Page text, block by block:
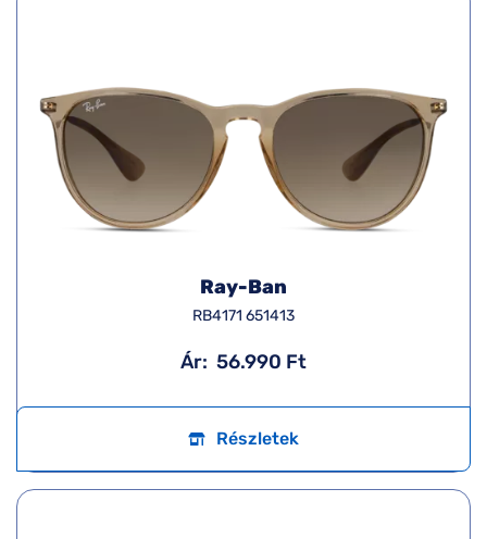
Ray-Ban
RB4171 651413
Ár: 56.990 Ft
Részletek